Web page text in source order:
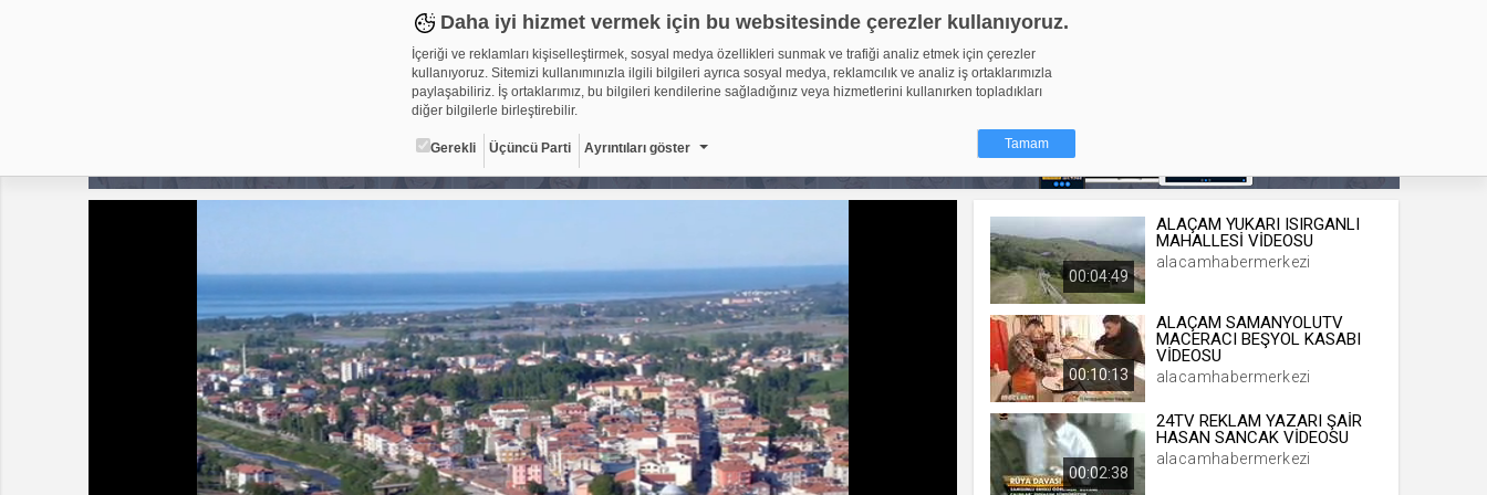
Daha iyi hizmet vermek için bu websitesinde çerezler kullanıyoruz.
İçeriği ve reklamları kişiselleştirmek, sosyal medya özellikleri sunmak ve trafiği analiz etmek için çerezler
kullanıyoruz. Sitemizi kullanımınızla ilgili bilgileri ayrıca sosyal medya, reklamcılık ve analiz iş ortaklarımızla
paylaşabiliriz. İş ortaklarımız, bu bilgileri kendilerine sağladığınız veya hizmetlerini kullanırken topladıkları
diğer bilgilerle birleştirebilir.
Gerekli Üçüncü Parti Ayrıntıları göster Tamam
Çerez nedir?
Çerezler, web-sitelerinin, kullanıcıların deneyimlerini daha verimli hale getirmek amacıyla kullandığı küçük
metin dosyalarıdır. Yasalara göre, bu sitenin işletilmesi için kesinlikle gerekli olan çerezleri cihazınıza
yerleştirebiliyoruz. Diğer çerez türleri için sizden izin almamız gerekiyor. Bu site farklı çerez türleri
kullanmaktadır. Bazı çerezler, sayfalarımızda yer alan üçüncü şahıs hizmetleri tarafından yerleştirilir. İzniniz şu
alanlar için geçerlidir: web.tv
Gerekli 8
Gerekli çerezler, sayfada gezinme ve web-sitesinin güvenli alanlarına
erişim gibi temel işlevleri sağlayarak web-sitesinin daha kullanışlı hale
getirilmesine yardımcı olur. Web-sitesi bu çerezler olmadan doğru bir
şekilde işlev gösteremez.
Adı Sağlayıcı Süresi Türü
GDPR .web.tv 10 yıl
Üçüncü Parti 10
00:04:49
ALAÇAM YUKARI ISIRGANLI
MAHALLESİ VİDEOSU
alacamhabermerkezi
00:10:13
ALAÇAM SAMANYOLUTV
MACERACI BEŞYOL KASABI
VİDEOSU
alacamhabermerkezi
00:02:38
24TV REKLAM YAZARI ŞAİR
HASAN SANCAK VİDEOSU
alacamhabermerkezi